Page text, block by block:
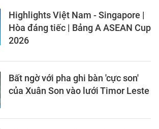
Highlights Việt Nam - Singapore |
Hòa đáng tiếc | Bảng A ASEAN Cup
2026
Bất ngờ với pha ghi bàn 'cực son'
của Xuân Son vào lưới Timor Leste